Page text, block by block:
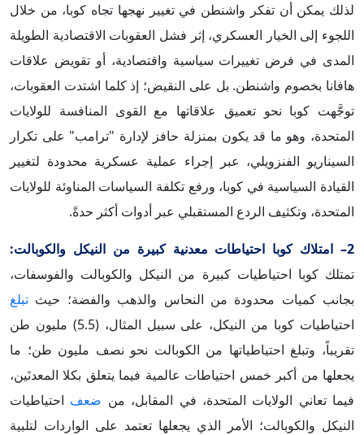
لذلك يمكن أن تفكر واشنطن في تغيير نهجها تجاه كوبا، من خلال
اللجوء إلى الخيار العسكري، إثر فشل العقوبات الاقتصادية الطويلة
المدى في فرض تغييرات سياسية واقتصادية، أو تقويض علاقات
هافانا بخصوم واشنطن. بل على النقيض؛ إذ كلما اشتدت العقوبات،
توجَّهت كوبا نحو تعميق علاقاتها مع القوى المنافسة للولايات
المتحدة، وهو ما قد يكون بمنزلة حافز لإدارة "ترامب" على تكرار
السيناريو الفنزويلي، عبر إجراء عملية عسكرية محدودة لتغيير
القيادة السياسية في كوبا، ورفع تكلفة السياسات المناوئة للولايات
المتحدة، وتكثيف الردع المستقبلي عبر أدوات أكثر حدةً.
2– امتلاك كوبا احتياطات معدنية كبيرة من النيكل والكوبالت:
تمتلك كوبا احتياطيات كبيرة من النيكل والكوبالت والفوسفات،
بجانب كميات محدودة من النحاس والذهب والفضة؛ حيث تبلغ
احتياطيات كوبا من النيكل، على سبيل المثال، (5.5) مليون طن
تقريباً، وتبلغ احتياطياتها من الكوبالت نحو نصف مليون طن؛ ما
يجعلها من أكبر خمس احتياطات عالمية فيما يتعلق بكلا المعدنَين،
فيما تعاني الولايات المتحدة، في المقابل، من ضعف احتياطيات
النيكل والكوبالت؛ الأمر الذي يجعلها تعتمد على الواردات لتلبية